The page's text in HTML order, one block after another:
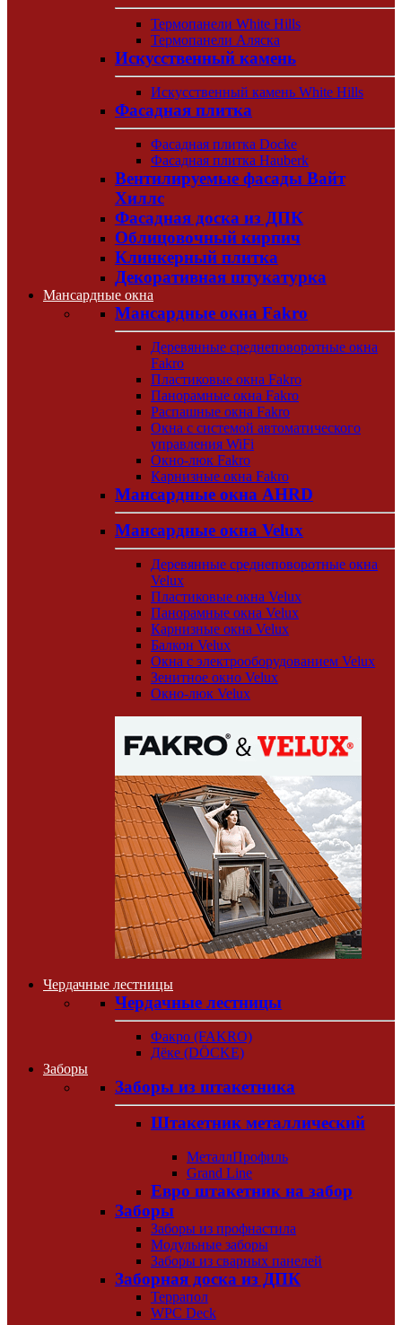
Термопанели White Hills
Термопанели Аляска
Искусственный камень
Искусственный камень White Hills
Фасадная плитка
Фасадная плитка Docke
Фасадная плитка Hauberk
Вентилируемые фасады Вайт
Хиллс
Фасадная доска из ДПК
Облицовочный кирпич
Клинкерный плитка
Декоративная штукатурка
Мансардные окна
Мансардные окна Fakro
Деревянные среднеповоротные окна
Fakro
Пластиковые окна Fakro
Панорамные окна Fakro
Распашные окна Fakro
Окна с системой автоматического
управления WiFi
Окно-люк Fakro
Карнизные окна Fakro
Мансардные окна AHRD
Мансардные окна Velux
Деревянные среднеповоротные окна
Velux
Пластиковые окна Velux
Панорамные окна Velux
Карнизные окна Velux
Балкон Velux
Окна с электрооборудованием Velux
Зенитное окно Velux
Окно-люк Velux
Чердачные лестницы
Чердачные лестницы
Факро (FAKRO)
Дёке (DÖCKE)
Заборы
Заборы из штакетника
Штакетник металлический
МеталлПрофиль
Grand Line
Евро штакетник на забор
Заборы
Заборы из профнастила
Модульные заборы
Заборы из сварных панелей
Заборная доска из ДПК
Террапол
WPC Deck